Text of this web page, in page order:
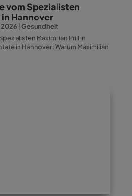
vom Spezialisten
Hannover
2026
Gesundheit
Maximilian Prill in
in Hannover: Warum Maximilian